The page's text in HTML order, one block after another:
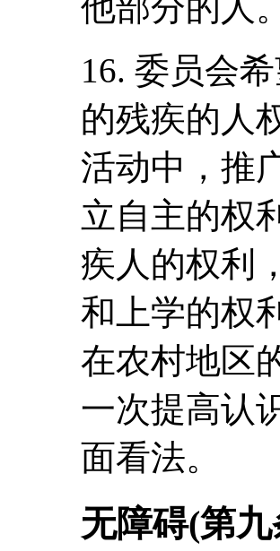
16. 委员会
的残疾的人
活动中，推
立自主的权
疾人的权利
和上学的权
在农村地区
一次提高认
面看法。
无障碍(第九